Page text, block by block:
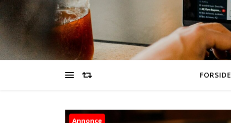
FORSIDE
Annonce